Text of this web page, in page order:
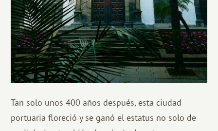
Tan solo unos 400 años después, esta ciudad
portuaria floreció y se ganó el estatus no solo de